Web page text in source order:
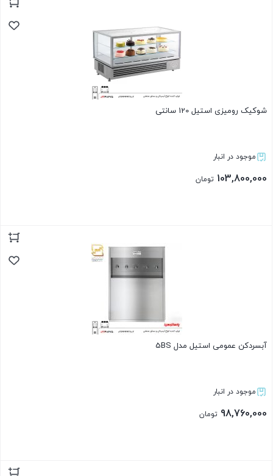
شوکیک رومیزی استیل 120 سانتی
موجود در انبار
103,800,000 تومان
آبسردکن عمومی استیل مدل 5BS
موجود در انبار
98,760,000 تومان